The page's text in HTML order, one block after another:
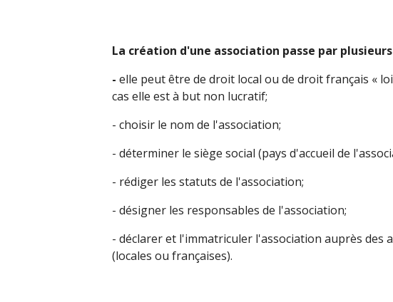
La création d'une association passe par
- elle peut être de droit local ou de droit français «
cas elle est à but non lucratif;
- choisir le nom de l'association;
- déterminer le siège social (pays d'accueil de
- rédiger les statuts de l'association;
- désigner les responsables de l'association;
- déclarer et l'immatriculer l'association auprès des
(locales ou françaises).